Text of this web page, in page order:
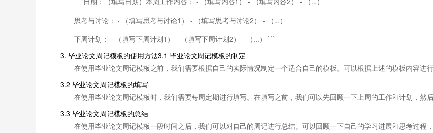
思考与讨论： - （填写思考与讨论1） - （填写思考与讨论2） - （...）
下周计划： - （填写下周计划1） - （填写下周计划2） - （...） ```
3. 毕业论文周记模板的使用方法3.1 毕业论文周记模板的制定
在使用毕业论文周记模板之前，我们需要根据自己的实际情况制定一个适合自己的模板。可以根据上述的模板内容进
3.2 毕业论文周记模板的填写
在使用毕业论文周记模板时，我们需要每周定期进行填写。在填写之前，我们可以先回顾一下上周的工作和计划，然
3.3 毕业论文周记模板的总结
在使用毕业论文周记模板一段时间之后，我们可以对自己的周记进行总结。可以回顾一下自己的学习进展和思考过程